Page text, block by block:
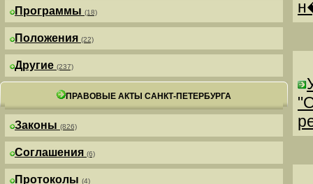
Программы (18)
Положения (22)
Другие (237)
ПРАВОВЫЕ АКТЫ САНКТ-ПЕТЕРБУРГА
Законы (826)
Соглашения (6)
Протоколы (4)